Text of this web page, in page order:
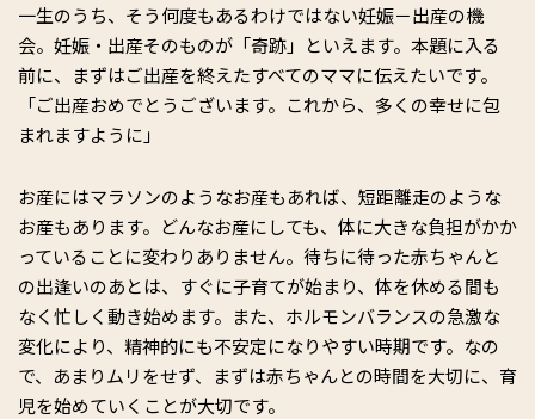
一生のうち、そう何度もあるわけではない妊娠－出産の機
会。妊娠・出産そのものが「奇跡」といえます。本題に入る
前に、まずはご出産を終えたすべてのママに伝えたいです。
「ご出産おめでとうございます。これから、多くの幸せに包
まれますように」
お産にはマラソンのようなお産もあれば、短距離走のような
お産もあります。どんなお産にしても、体に大きな負担がかか
っていることに変わりありません。待ちに待った赤ちゃんと
の出逢いのあとは、すぐに子育てが始まり、体を休める間も
なく忙しく動き始めます。また、ホルモンバランスの急激な
変化により、精神的にも不安定になりやすい時期です。なの
で、あまりムリをせず、まずは赤ちゃんとの時間を大切に、育
児を始めていくことが大切です。